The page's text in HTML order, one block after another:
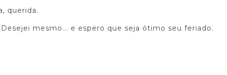
querida.
mesmo... e espero que seja ótimo seu feriado.